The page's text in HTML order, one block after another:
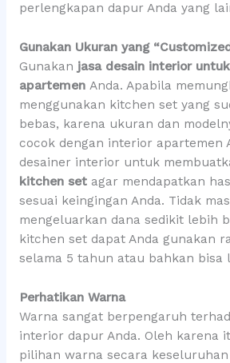
perlengkapan dapur Anda yang
Gunakan Ukuran yang
Gunakan jasa desain interior
apartemenAnda. Apabila
menggunakan kitchen set yang
bebas, karena ukuran dan
cocok dengan interior apartemen
desainer interior untuk
kitchen setagar mendapatkan
sesuai keingingan Anda. Tidak
mengeluarkan dana sedikit lebih
kitchen set dapat Anda gunakan
selama 5 tahun atau bahkan bisa
Perhatikan Warna
Warna sangat berpengaruh
interior dapur Anda. Oleh karena
pilihan warna secara